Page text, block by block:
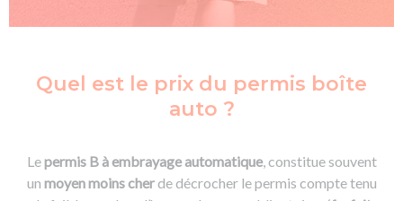
Quel est le prix du permis boîte
auto ?
Lepermis B à embrayage automatique, constitue souvent
un moyen moins cherde décrocher le permis compte tenu